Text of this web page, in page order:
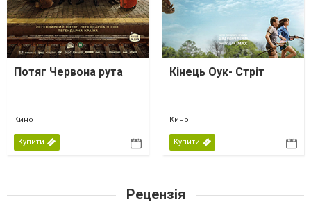
Потяг Червона рута
Кино
Купити
Кінець Оук- Стріт
Кино
Купити
Рецензія